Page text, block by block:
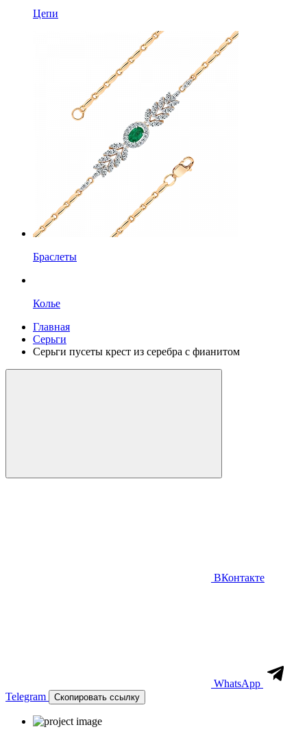
Цепи
Браслеты
Колье
Главная
Серьги
Серьги пусеты крест из серебра с фианитом
ВКонтакте
WhatsApp
Telegram
Скопировать ссылку